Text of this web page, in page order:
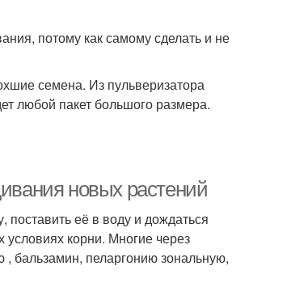
потому как самому сделать и не
семена. Из пульверизатора
любой пакет большого размера.
новых растений
её в воду и дождаться
корни. Многие через
бальзамин, пеларгонию зональную,